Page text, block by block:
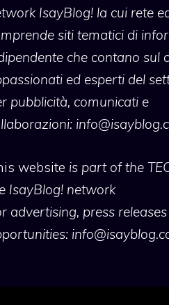
IsayBlog! la cui rete
siti tematici di
che contano sul
ed esperti del
pubblicità, comunicati e
website is part of the
IsayBlog! network
advertising, press